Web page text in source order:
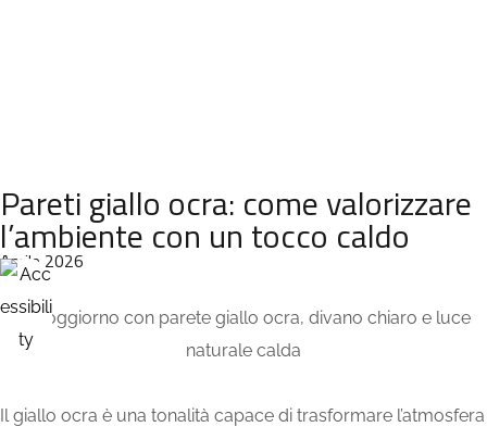
Pareti giallo ocra: come valorizzare
l’ambiente con un tocco caldo
Aprile 2026
Il giallo ocra è una tonalità capace di trasformare l’atmosfera